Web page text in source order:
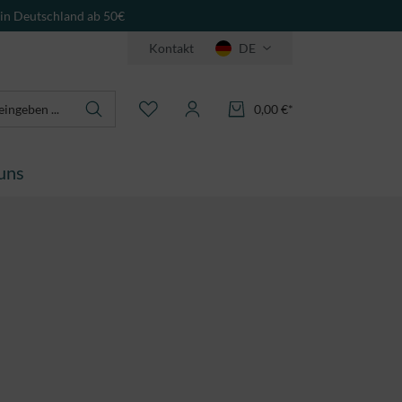
Deutschland ab 50€
Kontakt DE
0,00 €*